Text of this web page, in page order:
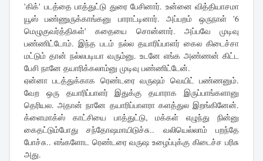
'கிக்' படத்தை பாத்துட்டு துரை பேசினார். உன்னை வித்தியாசமா
யூஸ் பண்ணுருக்காங்கனு பாராட்டினார். அப்பறம் ஒருநாள் '6
மெழுகுவர்த்திகள்' கதையை சொன்னார். அப்பவே முடிவு
பண்ணிட்டோம். இந்த படம் நல்ல தயாரிப்பாளர் கைல கிடைச்சா
மட்டும் தான் நல்லபடியா வரும்னு. உடனே எங்க அண்ணன் கிட்ட
பேசி நானே தயாரிக்கலாம்னு முடிவு பண்ணிட்டேன்.
ஏன்னா படத்துக்காக ரெண்டரை வருஷம் வெயிட் பண்ணனும்.
வேற ஒரு தயாரிப்பாளர் இதுக்கு தயாராக இருப்பாங்களானு
தெரியல. அதான் நானே தயாரிப்பாளரா களத்துல இறங்கினேன்.
க்ளைமாக்ஸ் காட்சியை பாத்துட்டு, மக்கள் எழுந்து நின்னு
கைதட்டும்போது சந்தோஷமாயிடுச்சு.. வலியெல்லாம் பறந்தே
போச்சு.. எங்களோட ரெண்டரை வருஷ உழைப்புக்கு கிடைச்ச பரிசு
அது.